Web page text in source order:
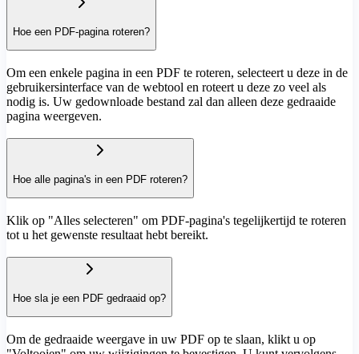
Hoe een PDF-pagina roteren?
Om een enkele pagina in een PDF te roteren, selecteert u deze in de
gebruikersinterface van de webtool en roteert u deze zo veel als
nodig is. Uw gedownloade bestand zal dan alleen deze gedraaide
pagina weergeven.
Hoe alle pagina's in een PDF roteren?
Klik op "Alles selecteren" om PDF-pagina's tegelijkertijd te roteren
tot u het gewenste resultaat hebt bereikt.
Hoe sla je een PDF gedraaid op?
Om de gedraaide weergave in uw PDF op te slaan, klikt u op